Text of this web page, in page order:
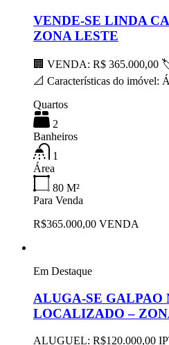
VENDE-SE LINDA
ZONA LESTE
🏢 VENDA: R$ 365.000,00
📐 Características do imóvel:
Quartos
2
Banheiros
1
Área
80 M²
Para Venda
R$365.000,00 VENDA
Em Destaque
ALUGA-SE GALPAO
LOCALIZADO –
ALUGUEL: R$120.000,00